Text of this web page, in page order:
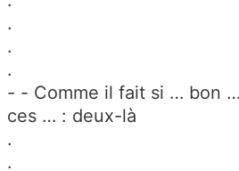
.
.
.
- - Comme il fait si … bon
ces … : deux-là
.
.